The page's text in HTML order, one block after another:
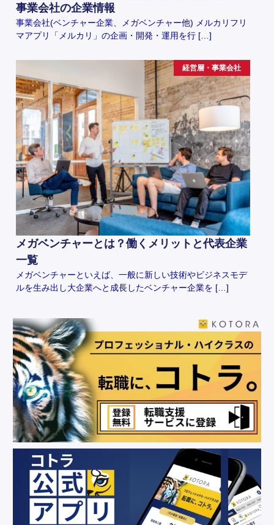
事業会社の企業情報
事業会社(ベンチャー企業、メガベンチャー他) メルカリフリ
マアプリ「メルカリ」の企画・開発・運用を行 […]
経営層・事業会社
メガベンチャーとは？働くメリットと代表企業
一覧
メガベンチャーといえば、一般に新しい技術やビジネスモデ
ルを生み出し大企業へと成長したベンチャー企業を […]